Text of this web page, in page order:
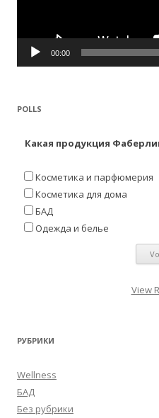
00:00
POLLS
Какая продукция
Косметика и парфюмерия
Косметика для дома
БАД
Одежда и белье
View
РУБРИКИ
Wellness
БАД
Без рубрики